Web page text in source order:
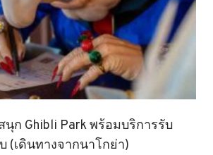
นุก Ghibli Park พร้อมบริการรับ
(เดินทางจากนาโกย่า)